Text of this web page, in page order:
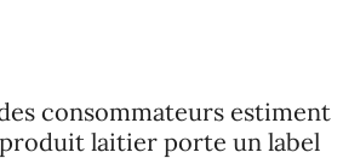
consommateurs estiment
laitier porte un label